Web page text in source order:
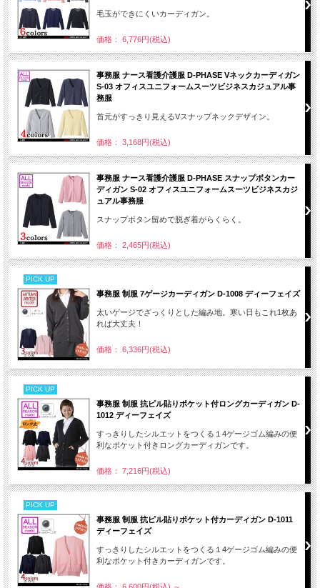
毛玉ができにくいカーディガン。
価格： 6,776円(税込)
事務服 ナース看護介護服 D-PHASE Vネックカーディガン
S-03 オフィスユニフォームスーツビジネスカジュアル事
務服
首元がすっきり見えるVスナップネックデザイン。
価格： 3,168円(税込)
事務服 ナース看護介護服 D-PHASE スナップボタンカー
ディガン S-02 オフィスユニフォームスーツビジネスカジ
ュアル事務服
スナップボタン留めで脱ぎ着がらくらく。
価格： 2,465円(税込)
PICK UP
事務服 制服 7ゲージカーディガン D-1008 ディーフェイズ
太いゲージでざっくりとした編み地。寒い日もこれ1枚あ
れば大丈夫！
価格： 6,336円(税込)
PICK UP
事務服 制服 抗ピル貼りポケット付ロングカーディガン D-
1012 ディーフェイズ
すっきりしたシルエットをつくる１4ゲージゴム編みの便
利なポケット付きロングカーディガンです。
価格： 7,216円(税込)
PICK UP
事務服 制服 抗ピル貼りポケット付カーディガン D-1011
ディーフェイズ
すっきりしたシルエットをつくる１4ゲージゴム編みの便
利なポケット付きカーディガンです。